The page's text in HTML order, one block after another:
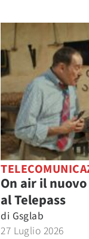
On air il
al Telepass
di Gsglab
27 Luglio 2026